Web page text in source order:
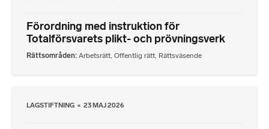
Förordning med instruktion för
Totalförsvarets plikt- och prövningsverk
Rättsområden Arbetsrätt, Offentlig rätt, Rättsväsende
LAGSTIFTNING 23 MAJ 2026